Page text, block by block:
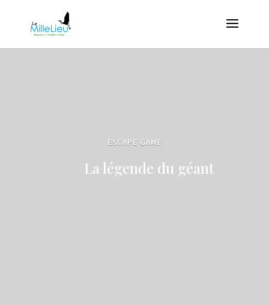
ESCAPE GAME
La légende du géant